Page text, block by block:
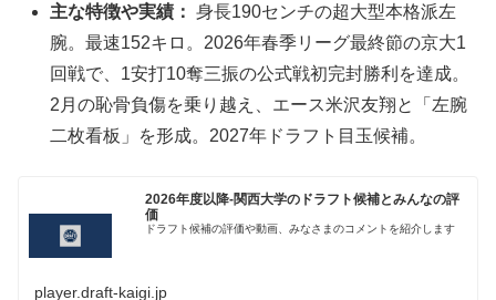
主な特徴や実績： 身長190センチの超大型本格派左
腕。最速152キロ。2026年春季リーグ最終節の京大1
回戦で、1安打10奪三振の公式戦初完封勝利を達成。
2月の恥骨負傷を乗り越え、エース米沢友翔と「左腕
二枚看板」を形成。2027年ドラフト目玉候補。
2026年度以降-関西大学のドラフト候補とみんなの評
価
ドラフト候補の評価や動画、みなさまのコメントを紹介します
player.draft-kaigi.jp